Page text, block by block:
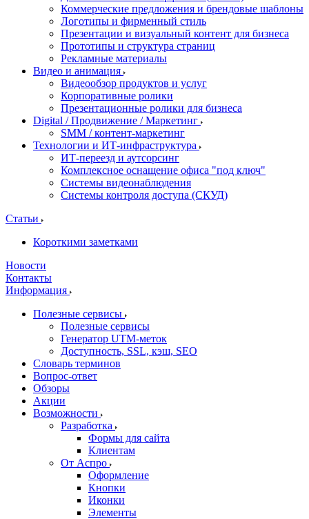
Коммерческие предложения и брендовые шаблоны
Логотипы и фирменный стиль
Презентации и визуальный контент для бизнеса
Прототипы и структура страниц
Рекламные материалы
Видео и анимация
Видеообзор продуктов и услуг
Корпоративные ролики
Презентационные ролики для бизнеса
Digital / Продвижение / Маркетинг
SMM / контент-маркетинг
Технологии и ИТ-инфраструктура
ИТ-переезд и аутсорсинг
Комплексное оснащение офиса "под ключ"
Системы видеонаблюдения
Системы контроля доступа (СКУД)
Статьи
Короткими заметками
Новости
Контакты
Информация
Полезные сервисы
Полезные сервисы
Генератор UTM‑меток
Доступность, SSL, кэш, SEO
Словарь терминов
Вопрос-ответ
Обзоры
Акции
Возможности
Разработка
Формы для сайта
Клиентам
От Аспро
Оформление
Кнопки
Иконки
Элементы